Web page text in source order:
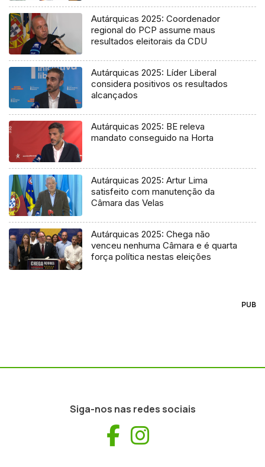
Autárquicas 2025: Coordenador
regional do PCP assume maus
resultados eleitorais da CDU
Autárquicas 2025: Líder Liberal
considera positivos os resultados
alcançados
Autárquicas 2025: BE releva
mandato conseguido na Horta
Autárquicas 2025: Artur Lima
satisfeito com manutenção da
Câmara das Velas
Autárquicas 2025: Chega não
venceu nenhuma Câmara e é quarta
força política nestas eleições
PUB
Siga-nos nas redes sociais
Facebook